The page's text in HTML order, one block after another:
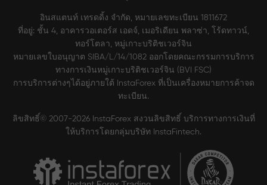
อินสแตนท์ เทรดดิ้ง จำกัด, หมายเลขทะเบียน 1811672
ที่อยู่: ชั้น 4, อาคารวอเตอร์ส เอดจ์, เมอริเดียน พลาซ่า, โร้ดทาวน์,
ทอร์โตลา, หมู่เกาะบริติชเวอร์จิน
หมายเลขใบอนุญาต SIBA/L/14/1082 ออกโดยคณะกรรมการบริการ
ทางการเงินหมู่เกาะบริติชเวอร์จิน (BVI FSC)
การบริการต่างๆได้อยู่ภายใต้ InstaForex ที่เป็นเครื่องหมายการค้าจด
ทะเบียน.
ลิขสิทธิ์© 2007-2026 InstaForex สงวนลิขสิทธิ์ บริการทางการเงินที่
ให้บริการโดยกลุ่มบริษัท InstaFintech.